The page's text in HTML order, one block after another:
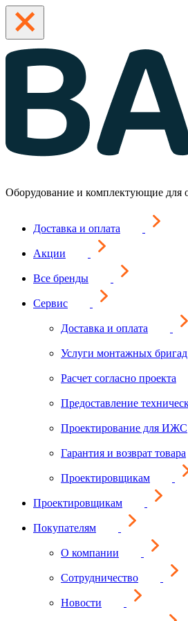
Оборудование и комплектующие для
Доставка и оплата
Акции
Все бренды
Сервис
Доставка и оплата
Услуги монтажных бригад
Расчет согласно проекта
Предоставление
Проектирование для ИЖС
Гарантия и возврат товара
Проектировщикам
Проектировщикам
Покупателям
О компании
Сотрудничество
Новости